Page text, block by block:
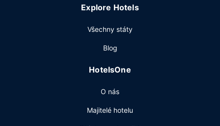
hotelového komplexu. Podává se zde italská kuchyně.
omezeným provozem nebo si zakoupit občerstvení v
vám k dispozici bar/salonek nebo bar u bazénu. Hotel
Hostům jsou k dispozici počítačová stanice, zapůjčení
Explore Hotels
Všechny státy
Blog
HotelsOne
O nás
Majitelé hotelu